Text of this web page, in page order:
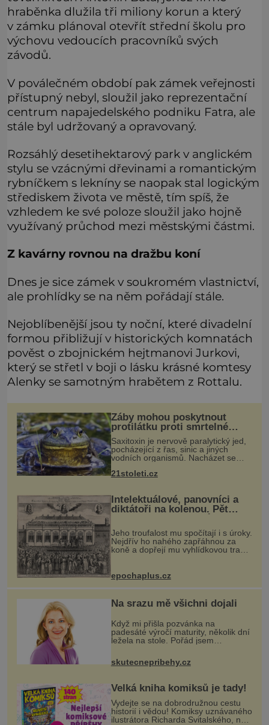
hraběnka dlužila tři miliony korun a který
v zámku plánoval otevřít střední školu pro
výchovu vedoucích pracovníků svých
závodů.
V poválečném období pak zámek veřejnosti
přístupný nebyl, sloužil jako reprezentační
centrum napajedelského podniku Fatra, ale
stále byl udržovaný a opravovaný.
Rozsáhlý desetihektarový park v anglickém
stylu se vzácnými dřevinami a romantickým
rybníčkem s lekníny se naopak stal logickým
střediskem života ve městě, tím spíš, že
vzhledem ke své poloze sloužil jako hojně
využívaný průchod mezi městskými částmi.
Z kavárny rovnou na dražbu koní
Dnes je sice zámek v soukromém vlastnictví,
ale prohlídky se na něm pořádají stále.
Nejoblíbenější jsou ty noční, které divadelní
formou přibližují v historických komnatách
pověst o zbojnickém hejtmanovi Jurkovi,
který se střetl v boji o lásku krásné komtesy
Alenky se samotným hrabětem z Rottalu.
Žáby mohou poskytnout
protilátku proti smrtelné
otravě měkkýši
Saxitoxin je nervově paralytický jed,
pocházející z řas, sinic a jiných
vodních organismů. Nacházet se
mlžích, jako jsou ústřice nebo slávky.
21stoleti.cz
Intelektuálové, panovníci a
diktátoři na kolenou. Pět
popravou
Jeho troufalost mu spočítají i s úroky.
Nejdřív ho nahého zapřáhnou za
koně a dopřejí mu vyhlídkovou trasu
předtím, než ztratí věd
epochaplus.cz
Na srazu mě všichni dojali
Když mi přišla pozvánka na
padesáté výročí maturity, několik dní
ležela na stole. Pořád jsem
Se spolužáky jsme se moc
nescházeli. Nebyl čas a hlavně nikdo
skutecnepribehy.cz
Velká kniha komiksů je tady!
Vydejte se na dobrodružnou cestu
historií i vědou! Komiksy uznávaného
ilustrátora Richarda Svitalského, na